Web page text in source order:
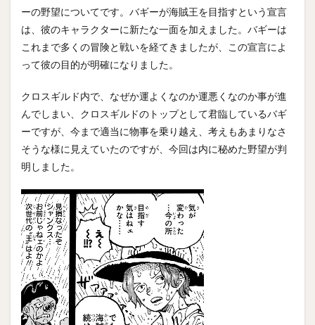
ーの野望についてです。バギーが海賊王を目指すという宣言
は、彼のキャラクターに新たな一面を加えました。バギーは
これまで多くの冒険と戦いを経てきましたが、この宣言によ
って彼の目的が明確になりました。
クロスギルド内で、なぜか運よくなのか運悪くなのか事が進
んでしまい、クロスギルドのトップとして君臨しているバギ
ーですが、今まで適当に物事を乗り越え、考えもあまりなさ
そうな様に見えていたのですが、今回は内に秘めた野望が判
明しました。